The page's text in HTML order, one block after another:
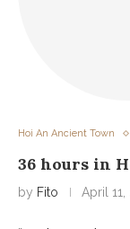
Hoi An Ancient Town
36 hours in
by Fito April 11,